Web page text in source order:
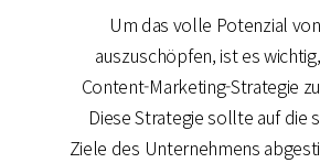
Um das volle Potenzial
auszuschöpfen, ist es
Content-Marketing-Strategie
Diese Strategie sollte auf die
Ziele des Unternehmens